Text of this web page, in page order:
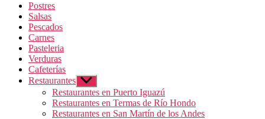
Postres
Salsas
Pescados
Carnes
Pasteleria
Verduras
Cafeterías
Restaurantes Mostrar
el
submenú
Restaurantes en Puerto Iguazú
Restaurantes en Termas de Río Hondo
Restaurantes en San Martín de los Andes